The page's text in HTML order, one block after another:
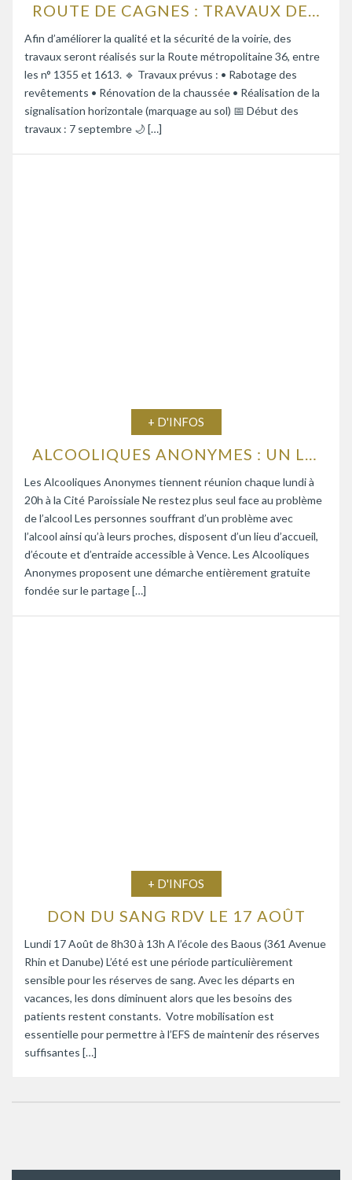
ROUTE DE CAGNES : TRAVAUX DE RENFORCEMENT DE LA CHAUSSÉE
Afin d’améliorer la qualité et la sécurité de la voirie, des
travaux seront réalisés sur la Route métropolitaine 36, entre
les n° 1355 et 1613. 🔹 Travaux prévus : • Rabotage des
revêtements • Rénovation de la chaussée • Réalisation de la
signalisation horizontale (marquage au sol) 📅 Début des
travaux : 7 septembre 🌙 […]
+ D'INFOS
ALCOOLIQUES ANONYMES : UN LIEU D’ÉCOUTE ET D’ENTRAIDE
Les Alcooliques Anonymes tiennent réunion chaque lundi à
20h à la Cité Paroissiale Ne restez plus seul face au problème
de l’alcool Les personnes souffrant d’un problème avec
l’alcool ainsi qu’à leurs proches, disposent d’un lieu d’accueil,
d’écoute et d’entraide accessible à Vence. Les Alcooliques
Anonymes proposent une démarche entièrement gratuite
fondée sur le partage […]
+ D'INFOS
DON DU SANG RDV LE 17 AOÛT
Lundi 17 Août de 8h30 à 13h A l’école des Baous (361 Avenue
Rhin et Danube) L’été est une période particulièrement
sensible pour les réserves de sang. Avec les départs en
vacances, les dons diminuent alors que les besoins des
patients restent constants. Votre mobilisation est
essentielle pour permettre à l’EFS de maintenir des réserves
suffisantes […]